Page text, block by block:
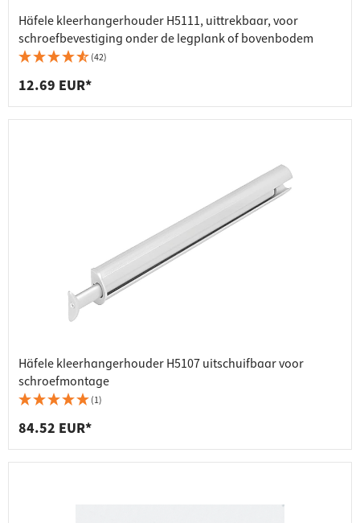
Häfele kleerhangerhouder H5111, uittrekbaar, voor
schroefbevestiging onder de legplank of bovenbodem
(42)
12.69 EUR*
Häfele kleerhangerhouder H5107 uitschuifbaar voor
schroefmontage
(1)
84.52 EUR*